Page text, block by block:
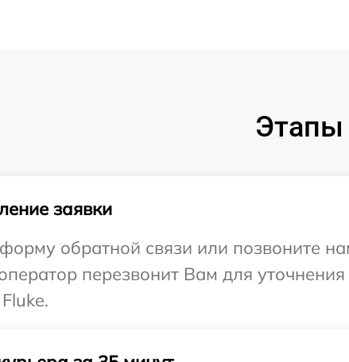
Этапы
заявки
обратной связи или позвоните
перезвонит Вам для